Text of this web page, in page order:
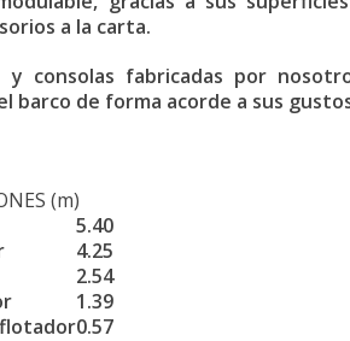
a la carta.
y consolas fabricadas por
barco de forma acorde a sus
(m)
5.40
4.25
2.54
1.39
0.57